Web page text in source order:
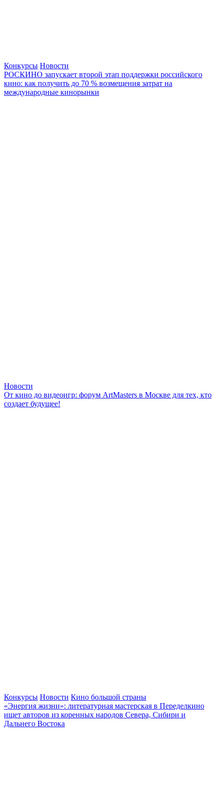
Конкурсы Новости
РОСКИНО запускает второй этап поддержки российского
кино: как получить до 70 % возмещения затрат на
международные кинорынки
Новости
От кино до видеоигр: форум ArtMasters в Москве для тех, кто
создает будущее!
Конкурсы Новости Кино большой страны
«Энергия жизни»: литературная мастерская в Переделкино
ищет авторов из коренных народов Севера, Сибири и
Дальнего Востока